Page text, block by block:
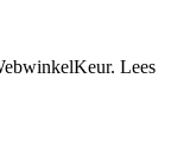
. Lees